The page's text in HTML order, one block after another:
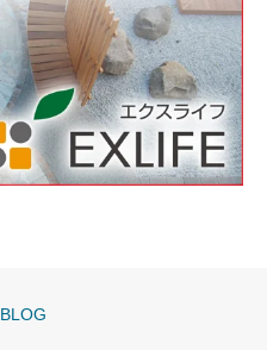
BLOG